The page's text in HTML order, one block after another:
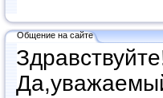
Общение на сайте